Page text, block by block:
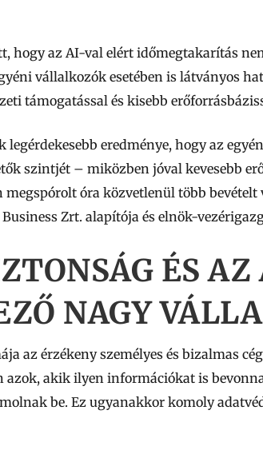
hogy az AI-val elért időmegtakarítás
vállalkozók esetében is látványos
támogatással és kisebb
legérdekesebb eredménye, hogy az
szintjét – miközben jóval kevesebb
megspórolt óra közvetlenül több
Zrt. alapítója és elnök-
ÉS
NAGY
az érzékeny személyes és bizalmas
azok, akik ilyen információkat is
be. Ez ugyanakkor komoly